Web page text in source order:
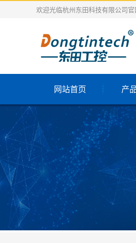
欢迎光临杭州东田科技有限公司官
网站首页 产